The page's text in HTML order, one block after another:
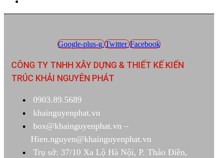
Google-plus-g Twitter Facebook
CÔNG TY TNHH XÂY DỰNG & THIẾT KẾ KIẾN
TRÚC KHẢI NGUYÊN PHÁT
0903.89.5689
khainguyenphat.vn
box@khainguyenphat.vn –
Hien.nguyen@khainguyenphat.vn
Trụ sở: 37/10 Xa Lộ Hà Nội, P. Thảo Điền,